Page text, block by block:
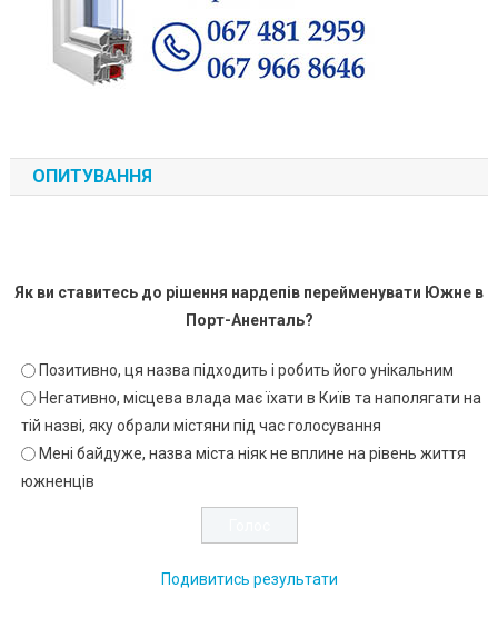
ОПИТУВАННЯ
Як ви ставитесь до рішення нардепів перейменувати Южне в
Порт-Аненталь?
Позитивно, ця назва підходить і робить його унікальним
Негативно, місцева влада має їхати в Київ та наполягати на
тій назві, яку обрали містяни під час голосування
Мені байдуже, назва міста ніяк не вплине на рівень життя
южненців
Подивитись результати